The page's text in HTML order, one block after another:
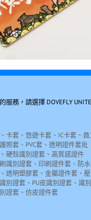
服務，請選擇 DOVEFLY
卡套、悠遊卡套、IC卡套、員
照套、PVC套、透明證件套批
硬殼識別證套、高質感證件
識別證套、印刷證件套、防水
透明塑膠套、金屬證件套、壓
別證套、PU皮識別證套、識別
證套、仿皮證件套